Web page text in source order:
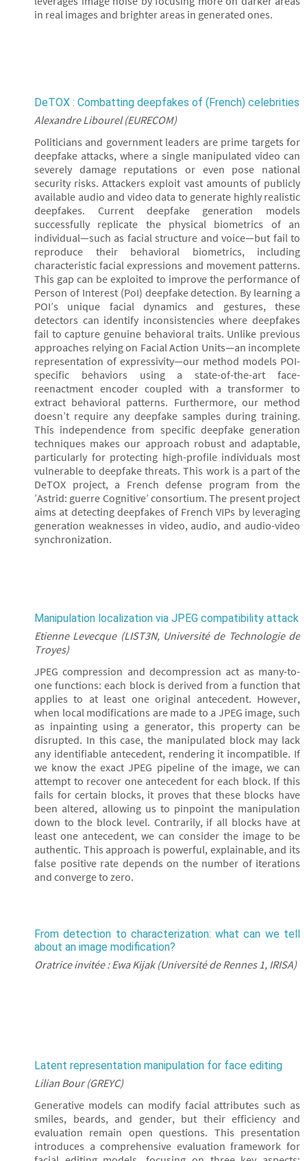
in real images and brighter areas in generated ones.
DeTOX : Combatting deepfakes of (French) celebrities
Alexandre Libourel (EURECOM)
Politicians and government leaders are prime targets for
deepfake attacks, where a single manipulated video can
severely damage reputations or even pose national
security risks. Attackers exploit vast amounts of publicly
available audio and video data to generate highly realistic
deepfakes. Current deepfake generation models
successfully replicate the physical biometrics of an
individual—such as facial structure and voice—but fail to
reproduce their behavioral biometrics, including
characteristic facial expressions and movement patterns.
This gap can be exploited to improve the performance of
Person of Interest (PoI) deepfake detection. By learning a
POI’s unique facial dynamics and gestures, these
detectors can identify inconsistencies where deepfakes
fail to capture genuine behavioral traits. Unlike previous
approaches relying on Facial Action Units—an incomplete
representation of expressivity—our method models POI-
specific behaviors using a state-of-the-art face-
reenactment encoder coupled with a transformer to
extract behavioral patterns. Furthermore, our method
doesn’t require any deepfake samples during training.
This independence from specific deepfake generation
techniques makes our approach robust and adaptable,
particularly for protecting high-profile individuals most
vulnerable to deepfake threats. This work is a part of the
DeTOX project, a French defense program from the
’Astrid: guerre Cognitive’ consortium. The present project
aims at detecting deepfakes of French VIPs by leveraging
generation weaknesses in video, audio, and audio-video
synchronization.
Manipulation localization via JPEG compatibility attack
Etienne Levecque (LIST3N, Université de Technologie de
Troyes)
JPEG compression and decompression act as many-to-
one functions: each block is derived from a function that
applies to at least one original antecedent. However,
when local modifications are made to a JPEG image, such
as inpainting using a generator, this property can be
disrupted. In this case, the manipulated block may lack
any identifiable antecedent, rendering it incompatible. If
we know the exact JPEG pipeline of the image, we can
attempt to recover one antecedent for each block. If this
fails for certain blocks, it proves that these blocks have
been altered, allowing us to pinpoint the manipulation
down to the block level. Contrarily, if all blocks have at
least one antecedent, we can consider the image to be
authentic. This approach is powerful, explainable, and its
false positive rate depends on the number of iterations
and converge to zero.
From detection to characterization: what can we tell
about an image modification?
Oratrice invitée : Ewa Kijak (Université de Rennes 1, IRISA)
Latent representation manipulation for face editing
Lilian Bour (GREYC)
Generative models can modify facial attributes such as
smiles, beards, and gender, but their efficiency and
evaluation remain open questions. This presentation
introduces a comprehensive evaluation framework for